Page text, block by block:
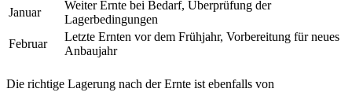
Januar
Weiter Ernte bei Bedarf, Überprüfung der
Lagerbedingungen
Februar
Letzte Ernten vor dem Frühjahr, Vorbereitung für neues
Anbaujahr
Die richtige Lagerung nach der Ernte ist ebenfalls von